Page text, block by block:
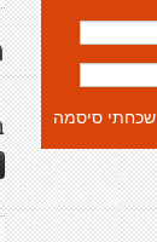
שכחתי סיסמה